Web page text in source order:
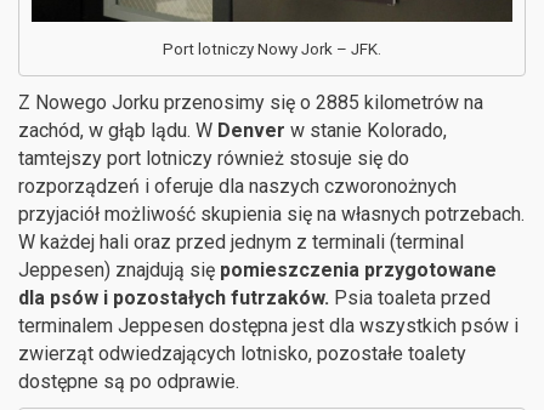
Port lotniczy Nowy Jork – JFK.
Z Nowego Jorku przenosimy się o 2885 kilometrów na
zachód, w głąb lądu. W Denver w stanie Kolorado,
tamtejszy port lotniczy również stosuje się do
rozporządzeń i oferuje dla naszych czworonożnych
przyjaciół możliwość skupienia się na własnych potrzebach.
W każdej hali oraz przed jednym z terminali (terminal
Jeppesen) znajdują się pomieszczenia przygotowane
dla psów i pozostałych futrzaków. Psia toaleta przed
terminalem Jeppesen dostępna jest dla wszystkich psów i
zwierząt odwiedzających lotnisko, pozostałe toalety
dostępne są po odprawie.